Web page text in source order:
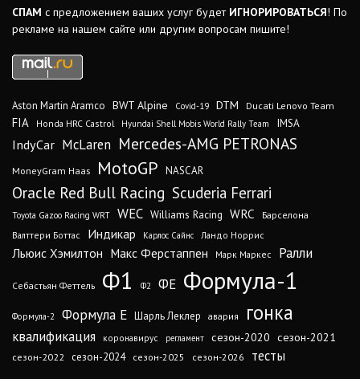
СПАМ с предложением ваших услуг будет ИГНОРИРОВАТЬСЯ! По
рекламе на нашем сайте или другим вопросам пишите!
Aston Martin Aramco BWT Alpine Covid-19 DTM Ducati Lenovo Team
FIA Honda HRC Castrol Hyundai Shell Mobis World Rally Team IMSA
IndyCar McLaren Mercedes-AMG PETRONAS
MoneyGram Haas MotoGP NASCAR
Oracle Red Bull Racing Scuderia Ferrari
Toyota Gazoo Racing WRT WEC Williams Racing WRC
Барселона
Валттери Боттас
Индикар Карлос Сайнс Ландо Норрис
Льюис Хэмилтон Макс Ферстаппен Марк Маркес Ралли
Себастьян Феттель Ф1 Ф2 ФЕ Формула-1
Формула-2 Формула Е Шарль Леклер авария гонка
квалификация коронавирус регламент сезон-2020 сезон-2021
сезон-2022 сезон-2024 сезон-2025 сезон-2026 тесты